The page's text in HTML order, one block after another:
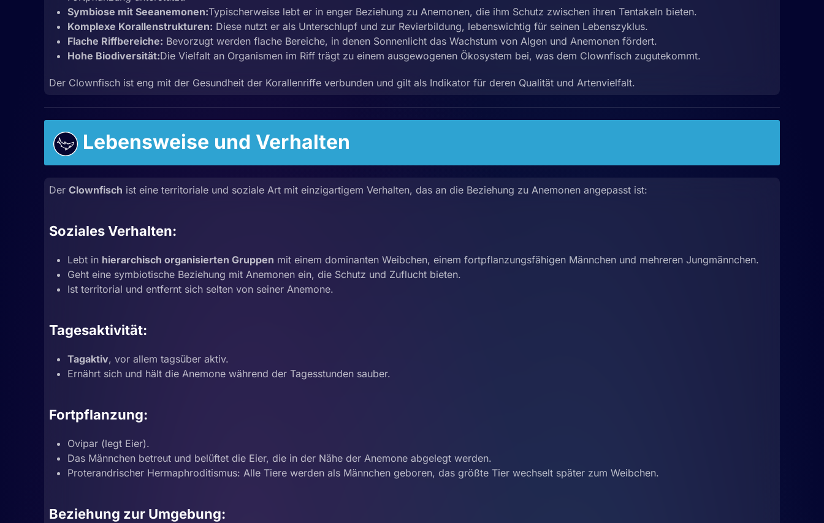
Symbiose mit Seeanemonen:Typischerweise lebt er in enger Beziehung zu Anemonen, die ihm Schutz zwischen ihren Tentakeln bieten.
Komplexe Korallenstrukturen: Diese nutzt er als Unterschlupf und zur Revierbildung, lebenswichtig für seinen Lebenszyklus.
Flache Riffbereiche: Bevorzugt werden flache Bereiche, in denen Sonnenlicht das Wachstum von Algen und Anemonen fördert.
Hohe Biodiversität:Die Vielfalt an Organismen im Riff trägt zu einem ausgewogenen Ökosystem bei, was dem Clownfisch zugutekommt.
Der Clownfisch ist eng mit der Gesundheit der Korallenriffe verbunden und gilt als Indikator für deren Qualität und Artenvielfalt.
Lebensweise und Verhalten
Der Clownfisch ist eine territoriale und soziale Art mit einzigartigem Verhalten, das an die Beziehung zu Anemonen angepasst ist:
Soziales Verhalten:
Lebt in hierarchisch organisierten Gruppen mit einem dominanten Weibchen, einem fortpflanzungsfähigen Männchen und mehreren Jungmännchen.
Geht eine symbiotische Beziehung mit Anemonen ein, die Schutz und Zuflucht bieten.
Ist territorial und entfernt sich selten von seiner Anemone.
Tagesaktivität:
Tagaktiv, vor allem tagsüber aktiv.
Ernährt sich und hält die Anemone während der Tagesstunden sauber.
Fortpflanzung:
Ovipar (legt Eier).
Das Männchen betreut und belüftet die Eier, die in der Nähe der Anemone abgelegt werden.
Proterandrischer Hermaphroditismus: Alle Tiere werden als Männchen geboren, das größte Tier wechselt später zum Weibchen.
Beziehung zur Umgebung: